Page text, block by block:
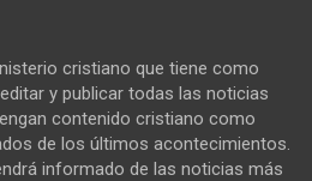
cristiano que tiene como
y publicar todas las noticias
contenido cristiano como
de los últimos acontecimientos.
informado de las noticias más